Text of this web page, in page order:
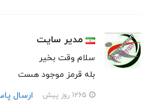
مدیر سایت
سلام وقت بخیر
بله قرمز موجود هست
ارسال